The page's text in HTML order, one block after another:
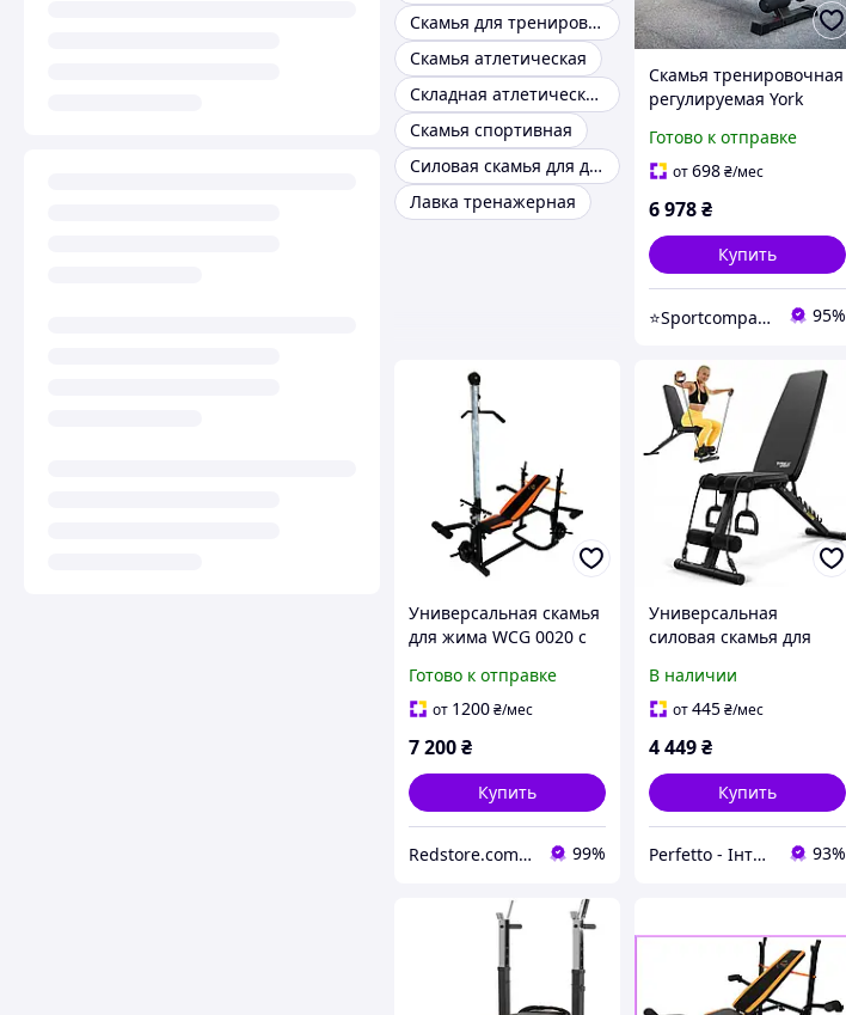
Скамья для тренировки ног
Скамья атлетическая
Складная атлетическая скамья
Скамья спортивная
Силовая скамья для дома
Лавка тренажерная
Скамья тренировочная
регулируемая York
многофункциональная
для пресса жима и
складная
Готово к отправке
от698₴/мес
6 978₴
Купить
⭐️Sportcompany⭐️ Інтернет магазин спортивних товарів⭐️ 95%
Универсальная скамья
для жима WCG 0020 с
(Силовой тренажер для
дома складной) R_5781
Готово к отправке
от 1200₴/мес
7 200₴
Купить
Redstore.com.ua 99%
Универсальная
силовая скамья для
TX-110B регулируемая,
складная скамья для
эспандерами
В наличии
от445₴/мес
4 449₴
Купить
Perfetto - Інтернет-магазин 93%